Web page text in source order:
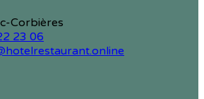
Corbières
23 06